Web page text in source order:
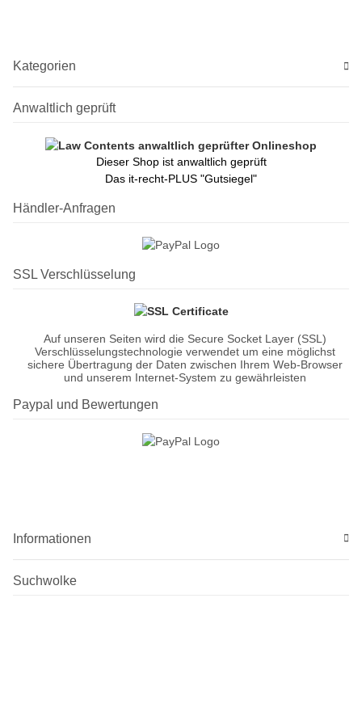
Kategorien
Anwaltlich geprüft
Dieser Shop ist anwaltlich geprüft
Das it-recht-PLUS "Gutsiegel"
Händler-Anfragen
SSL Verschlüsselung
Auf unseren Seiten wird die Secure Socket Layer (SSL)
Verschlüsselungstechnologie verwendet um eine möglichst
sichere Übertragung der Daten zwischen Ihrem Web-Browser
und unserem Internet-System zu gewährleisten
Paypal und Bewertungen
Informationen
Suchwolke